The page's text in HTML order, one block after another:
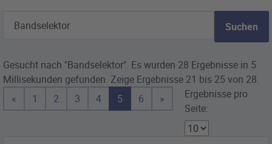
Suchen
Gesucht nach "Bandselektor". Es wurden 28 Ergebnisse in 5
Millisekunden gefunden. Zeige Ergebnisse 21 bis 25 von 28.
«
1 2 3 4 5 6 »
Ergebnisse pro
Seite: